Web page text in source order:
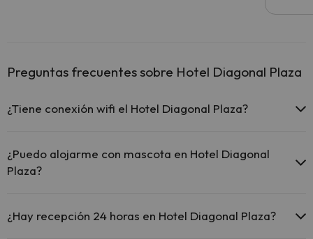
Preguntas frecuentes sobre Hotel Diagonal Plaza
¿Tiene conexión wifi el Hotel Diagonal Plaza?
hotel.
El Hotel Diagonal Plaza ofrece Wi-Fi gratuito en zonas
¿Puedo alojarme con mascota en Hotel Diagonal
Plaza?
¿Hay recepción 24 horas en Hotel Diagonal Plaza?